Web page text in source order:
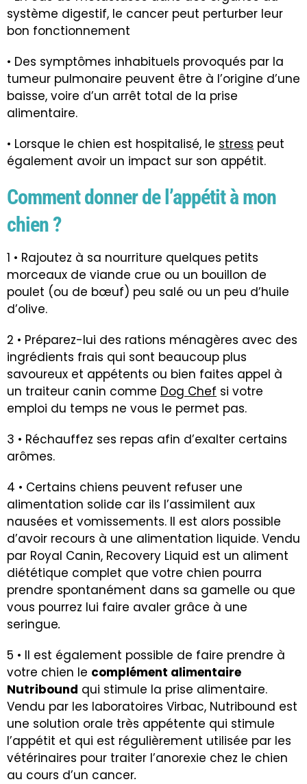
système digestif, le cancer peut perturber leur
bon fonctionnement
• Des symptômes inhabituels provoqués par la
tumeur pulmonaire peuvent être à l’origine d’une
baisse, voire d’un arrêt total de la prise
alimentaire.
• Lorsque le chien est hospitalisé, le stress peut
également avoir un impact sur son appétit.
Comment donner de l’appétit à mon
chien ?
1 • Rajoutez à sa nourriture quelques petits
morceaux de viande crue ou un bouillon de
poulet (ou de bœuf) peu salé ou un peu d’huile
d’olive.
2 • Préparez-lui des rations ménagères avec des
ingrédients frais qui sont beaucoup plus
savoureux et appétents ou bien faites appel à
un traiteur canin comme Dog Chef si votre
emploi du temps ne vous le permet pas.
3 • Réchauffez ses repas afin d’exalter certains
arômes.
4 • Certains chiens peuvent refuser une
alimentation solide car ils l’assimilent aux
nausées et vomissements. Il est alors possible
d’avoir recours à une alimentation liquide. Vendu
par Royal Canin, Recovery Liquid est un aliment
diététique complet que votre chien pourra
prendre spontanément dans sa gamelle ou que
vous pourrez lui faire avaler grâce à une
seringue.
5 • Il est également possible de faire prendre à
votre chien le complément alimentaire
Nutribound qui stimule la prise alimentaire.
Vendu par les laboratoires Virbac, Nutribound est
une solution orale très appétente qui stimule
l’appétit et qui est régulièrement utilisée par les
vétérinaires pour traiter l’anorexie chez le chien
au cours d’un cancer.